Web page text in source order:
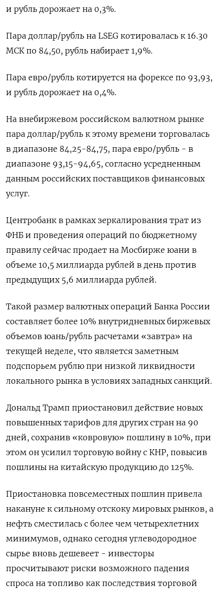
и рубль дорожает на 0,3%.
Пара доллар/рубль на LSEG котировалась к 16.30
МСК по 84,50, рубль набирает 1,9%.
Пара евро/рубль котируется на форексе по 93,93,
и рубль дорожает на 0,4%.
На внебиржевом российском валютном рынке
пара доллар/рубль к этому времени торговалась
в диапазоне 84,25-84,75, пара евро/рубль - в
диапазоне 93,15-94,65, согласно усредненным
данным российских поставщиков финансовых
услуг.
Центробанк в рамках зеркалирования трат из
ФНБ и проведения операций по бюджетному
правилу сейчас продает на Мосбирже юани в
объеме 10,5 миллиарда рублей в день против
предыдущих 5,6 миллиарда рублей.
Такой размер валютных операций Банка России
составляет более 10% внутридневных биржевых
объемов юань/рубль расчетами «завтра» на
текущей неделе, что является заметным
подспорьем рублю при низкой ликвидности
локального рынка в условиях западных санкций.
Дональд Трамп приостановил действие новых
повышенных тарифов для других стран на 90
дней, сохранив «ковровую» пошлину в 10%, при
этом он усилил торговую войну с КНР, повысив
пошлины на китайскую продукцию до 125%.
Приостановка повсеместных пошлин привела
накануне к сильному отскоку мировых рынков, а
нефть сместилась с более чем четырехлетних
минимумов, однако сегодня углеводородное
сырье вновь дешевеет - инвесторы
просчитывают риски возможного падения
спроса на топливо как последствия торговой